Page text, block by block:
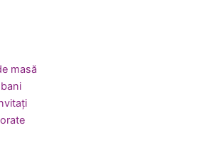
masă